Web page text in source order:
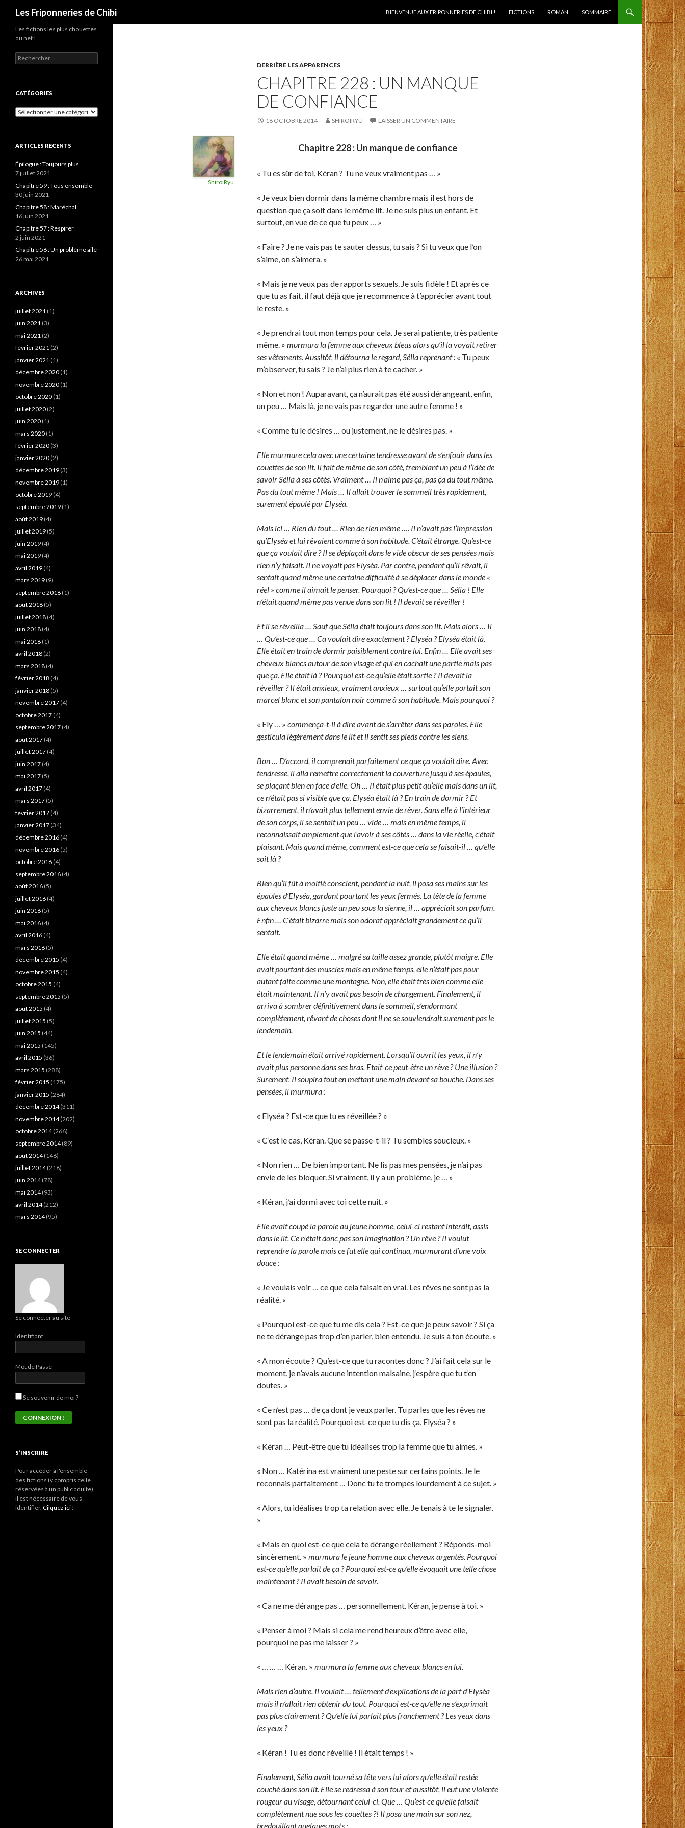
Les Friponneries de Chibi
BIENVENUE AUX FRIPONNERIES DE CHIBI !
FICTIONS ROMAN SOMMAIRE
DERRIÈRE LES APPARENCES
CHAPITRE 228 : UN MANQUE
DE CONFIANCE
18 OCTOBRE 2014 SHIROIRYU LAISSER UN COMMENTAIRE
ShiroiRyu
Chapitre 228 : Un manque de confiance
« Tu es sûr de toi, Kéran ? Tu ne veux vraiment pas … »
« Je veux bien dormir dans la même chambre mais il est hors de
question que ça soit dans le même lit. Je ne suis plus un enfant. Et
surtout, en vue de ce que tu peux … »
« Faire ? Je ne vais pas te sauter dessus, tu sais ? Si tu veux que l’on
s’aime, on s’aimera. »
« Mais je ne veux pas de rapports sexuels. Je suis fidèle ! Et après ce
que tu as fait, il faut déjà que je recommence à t’apprécier avant tout
le reste. »
« Je prendrai tout mon temps pour cela. Je serai patiente, très patiente
même. » murmura la femme aux cheveux bleus alors qu’il la voyait retirer
ses vêtements. Aussitôt, il détourna le regard, Sélia reprenant : « Tu peux
m’observer, tu sais ? Je n’ai plus rien à te cacher. »
« Non et non ! Auparavant, ça n’aurait pas été aussi dérangeant, enfin,
un peu … Mais là, je ne vais pas regarder une autre femme ! »
« Comme tu le désires … ou justement, ne le désires pas. »
Elle murmure cela avec une certaine tendresse avant de s’enfouir dans les
couettes de son lit. Il fait de même de son côté, tremblant un peu à l’idée de
savoir Sélia à ses côtés. Vraiment … Il n’aime pas ça, pas ça du tout même.
Pas du tout même ! Mais … Il allait trouver le sommeil très rapidement,
surement épaulé par Elyséa.
Mais ici … Rien du tout … Rien de rien même …. Il n’avait pas l’impression
qu’Elyséa et lui rêvaient comme à son habitude. C’était étrange. Qu’est-ce
que ça voulait dire ? Il se déplaçait dans le vide obscur de ses pensées mais
rien n’y faisait. Il ne voyait pas Elyséa. Par contre, pendant qu’il rêvait, il
sentait quand même une certaine difficulté à se déplacer dans le monde «
réel » comme il aimait le penser. Pourquoi ? Qu’est-ce que … Sélia ! Elle
n’était quand même pas venue dans son lit ! Il devait se réveiller !
Et il se réveilla … Sauf que Sélia était toujours dans son lit. Mais alors … Il
… Qu’est-ce que … Ca voulait dire exactement ? Elyséa ? Elyséa était là.
Elle était en train de dormir paisiblement contre lui. Enfin … Elle avait ses
cheveux blancs autour de son visage et qui en cachait une partie mais pas
que ça. Elle était là ? Pourquoi est-ce qu’elle était sortie ? Il devait la
réveiller ? Il était anxieux, vraiment anxieux … surtout qu’elle portait son
marcel blanc et son pantalon noir comme à son habitude. Mais pourquoi ?
« Ely … » commença-t-il à dire avant de s’arrêter dans ses paroles. Elle
gesticula légèrement dans le lit et il sentit ses pieds contre les siens.
Bon … D’accord, il comprenait parfaitement ce que ça voulait dire. Avec
tendresse, il alla remettre correctement la couverture jusqu’à ses épaules,
se plaçant bien en face d’elle. Oh … Il était plus petit qu’elle mais dans un lit,
ce n’était pas si visible que ça. Elyséa était là ? En train de dormir ? Et
bizarrement, il n’avait plus tellement envie de rêver. Sans elle à l’intérieur
de son corps, il se sentait un peu … vide … mais en même temps, il
reconnaissait amplement que l’avoir à ses côtés … dans la vie réelle, c’était
plaisant. Mais quand même, comment est-ce que cela se faisait-il … qu’elle
soit là ?
Bien qu’il fût à moitié conscient, pendant la nuit, il posa ses mains sur les
épaules d’Elyséa, gardant pourtant les yeux fermés. La tête de la femme
aux cheveux blancs juste un peu sous la sienne, il … appréciait son parfum.
Enfin … C’était bizarre mais son odorat appréciait grandement ce qu’il
sentait.
Elle était quand même … malgré sa taille assez grande, plutôt maigre. Elle
avait pourtant des muscles mais en même temps, elle n’était pas pour
autant faite comme une montagne. Non, elle était très bien comme elle
était maintenant. Il n’y avait pas besoin de changement. Finalement, il
arriva à sombrer définitivement dans le sommeil, s’endormant
complètement, rêvant de choses dont il ne se souviendrait surement pas le
lendemain.
Et le lendemain était arrivé rapidement. Lorsqu’il ouvrit les yeux, il n’y
avait plus personne dans ses bras. Etait-ce peut-être un rêve ? Une illusion ?
Surement. Il soupira tout en mettant une main devant sa bouche. Dans ses
pensées, il murmura :
« Elyséa ? Est-ce que tu es réveillée ? »
« C’est le cas, Kéran. Que se passe-t-il ? Tu sembles soucieux. »
« Non rien … De bien important. Ne lis pas mes pensées, je n’ai pas
envie de les bloquer. Si vraiment, il y a un problème, je … »
« Kéran, j’ai dormi avec toi cette nuit. »
Elle avait coupé la parole au jeune homme, celui-ci restant interdit, assis
dans le lit. Ce n’était donc pas son imagination ? Un rêve ? Il voulut
reprendre la parole mais ce fut elle qui continua, murmurant d’une voix
douce :
« Je voulais voir … ce que cela faisait en vrai. Les rêves ne sont pas la
réalité. «
« Pourquoi est-ce que tu me dis cela ? Est-ce que je peux savoir ? Si ça
ne te dérange pas trop d’en parler, bien entendu. Je suis à ton écoute. »
« A mon écoute ? Qu’est-ce que tu racontes donc ? J’ai fait cela sur le
moment, je n’avais aucune intention malsaine, j’espère que tu t’en
doutes. »
« Ce n’est pas … de ça dont je veux parler. Tu parles que les rêves ne
sont pas la réalité. Pourquoi est-ce que tu dis ça, Elyséa ? »
« Kéran … Peut-être que tu idéalises trop la femme que tu aimes. »
« Non … Katérina est vraiment une peste sur certains points. Je le
reconnais parfaitement … Donc tu te trompes lourdement à ce sujet. »
« Alors, tu idéalises trop ta relation avec elle. Je tenais à te le signaler.
»
« Mais en quoi est-ce que cela te dérange réellement ? Réponds-moi
sincèrement. » murmura le jeune homme aux cheveux argentés. Pourquoi
est-ce qu’elle parlait de ça ? Pourquoi est-ce qu’elle évoquait une telle chose
maintenant ? Il avait besoin de savoir.
« Ca ne me dérange pas … personnellement. Kéran, je pense à toi. »
« Penser à moi ? Mais si cela me rend heureux d’être avec elle,
pourquoi ne pas me laisser ? »
« … … … Kéran. » murmura la femme aux cheveux blancs en lui.
Mais rien d’autre. Il voulait … tellement d’explications de la part d’Elyséa
mais il n’allait rien obtenir du tout. Pourquoi est-ce qu’elle ne s’exprimait
pas plus clairement ? Qu’elle lui parlait plus franchement ? Les yeux dans
les yeux ?
« Kéran ! Tu es donc réveillé ! Il était temps ! »
Finalement, Sélia avait tourné sa tête vers lui alors qu’elle était restée
couché dans son lit. Elle se redressa à son tour et aussitôt, il eut une violente
rougeur au visage, détournant celui-ci. Que … Qu’est-ce qu’elle faisait
complètement nue sous les couettes ?! Il posa une main sur son nez,
bredouillant quelques mots :
Les fictions les plus chouettes
du net !
Rechercher :
CATÉGORIES
Catégories
ARTICLES RÉCENTS
Épilogue : Toujours plus
7 juillet 2021
Chapitre 59 : Tous ensemble
30 juin 2021
Chapitre 58 : Maréchal
16 juin 2021
Chapitre 57 : Respirer
2 juin 2021
Chapitre 56 : Un problème ailé
26 mai 2021
ARCHIVES
juillet 2021 (1)
juin 2021 (3)
mai 2021 (2)
février 2021 (2)
janvier 2021 (1)
décembre 2020 (1)
novembre 2020 (1)
octobre 2020 (1)
juillet 2020 (2)
juin 2020 (1)
mars 2020 (1)
février 2020 (3)
janvier 2020 (2)
décembre 2019 (3)
novembre 2019 (1)
octobre 2019 (4)
septembre 2019 (1)
août 2019 (4)
juillet 2019 (5)
juin 2019 (4)
mai 2019 (4)
avril 2019 (4)
mars 2019 (9)
septembre 2018 (1)
août 2018 (5)
juillet 2018 (4)
juin 2018 (4)
mai 2018 (1)
avril 2018 (2)
mars 2018 (4)
février 2018 (4)
janvier 2018 (5)
novembre 2017 (4)
octobre 2017 (4)
septembre 2017 (4)
août 2017 (4)
juillet 2017 (4)
juin 2017 (4)
mai 2017 (5)
avril 2017 (4)
mars 2017 (5)
février 2017 (4)
janvier 2017 (34)
décembre 2016 (4)
novembre 2016 (5)
octobre 2016 (4)
septembre 2016 (4)
août 2016 (5)
juillet 2016 (4)
juin 2016 (5)
mai 2016 (4)
avril 2016 (4)
mars 2016 (5)
décembre 2015 (4)
novembre 2015 (4)
octobre 2015 (4)
septembre 2015 (5)
août 2015 (4)
juillet 2015 (5)
juin 2015 (44)
mai 2015 (145)
avril 2015 (36)
mars 2015 (288)
février 2015 (175)
janvier 2015 (284)
décembre 2014(311)
novembre 2014(202)
octobre 2014(266)
septembre 2014(89)
août 2014(146)
juillet 2014(218)
juin 2014(78)
mai 2014(93)
avril 2014(212)
mars 2014(95)
SE CONNECTER
Se connecter au site
Identifiant
Mot de Passe
Se souvenir de moi ?
S’INSCRIRE
Pour accéder à l'ensemble
des fictions (y compris celle
réservées à un public adulte),
il est nécessaire de vous
identifier. Cilquez ici !